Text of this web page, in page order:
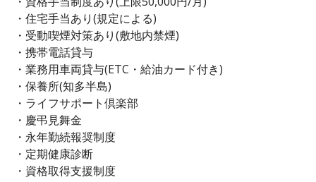
・住宅手当あり(規定による)
・受動喫煙対策あり(敷地内禁煙)
・携帯電話貸与
・業務用車両貸与(ETC・給油カード付き)
・保養所(知多半島)
・ライフサポート倶楽部
・慶弔見舞金
・永年勤続報奨制度
・定期健康診断
・資格取得支援制度